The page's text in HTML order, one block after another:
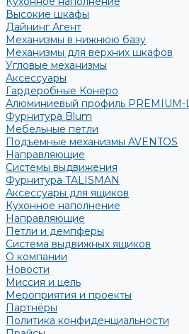
Высокие шкафы
Дайнинг Агент
Механизмы в нижнюю базу
Механизмы для верхних шкафов
Угловые механизмы
Аксессуары
Гардеробные Конеро
Алюминиевый профиль PREMIUM-
Фурнитура Blum
Мебельные петли
Подъемные механизмы AVENTOS
Направляющие
Системы выдвижения
Фурнитура TALISMAN
Аксессуары для ящиков
Кухонное наполнение
Направляющие
Петли и демпферы
Система выдвижных ящиков
О компании
Новости
Миссия и цель
Мероприятия и проекты
Партнёры
Политика конфиденциальности